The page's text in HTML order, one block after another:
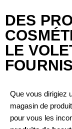
DES
LE
Que vous dirigiez
magasin de
pour vous les